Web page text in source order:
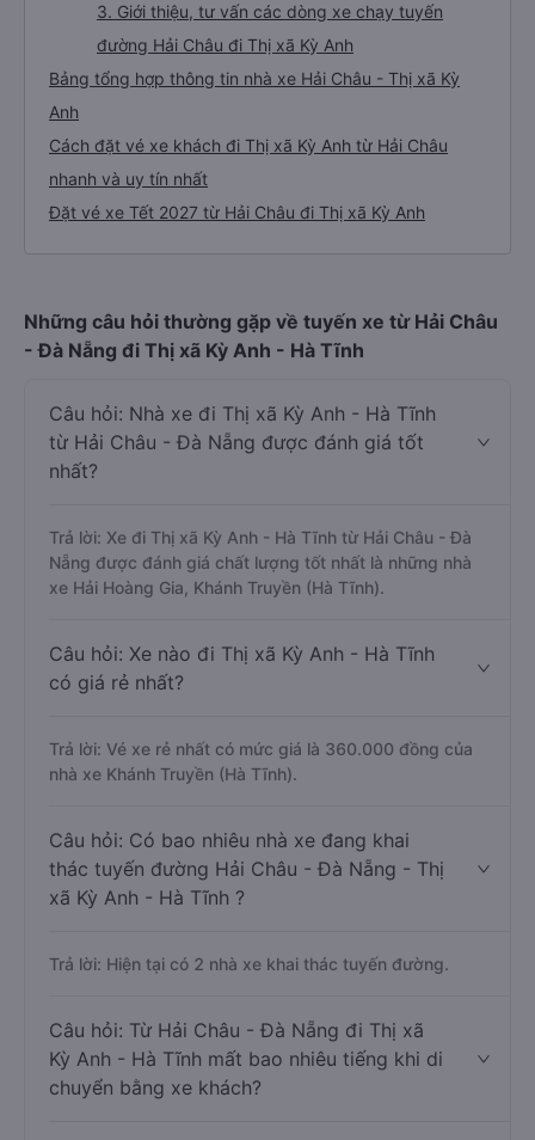
3. Giới thiệu, tư vấn các dòng xe chạy tuyến
đường Hải Châu đi Thị xã Kỳ Anh
Bảng tổng hợp thông tin nhà xe Hải Châu - Thị xã Kỳ
Anh
Cách đặt vé xe khách đi Thị xã Kỳ Anh từ Hải Châu
nhanh và uy tín nhất
Đặt vé xe Tết 2027 từ Hải Châu đi Thị xã Kỳ Anh
Những câu hỏi thường gặp về tuyến xe từ Hải Châu
- Đà Nẵng đi Thị xã Kỳ Anh - Hà Tĩnh
Câu hỏi: Nhà xe đi Thị xã Kỳ Anh - Hà Tĩnh
từ Hải Châu - Đà Nẵng được đánh giá tốt
nhất?
Trả lời: Xe đi Thị xã Kỳ Anh - Hà Tĩnh từ Hải Châu - Đà
Nẵng được đánh giá chất lượng tốt nhất là những nhà
xe Hải Hoàng Gia, Khánh Truyền (Hà Tĩnh).
Câu hỏi: Xe nào đi Thị xã Kỳ Anh - Hà Tĩnh
có giá rẻ nhất?
Trả lời: Vé xe rẻ nhất có mức giá là 360.000 đồng của
nhà xe Khánh Truyền (Hà Tĩnh).
Câu hỏi: Có bao nhiêu nhà xe đang khai
thác tuyến đường Hải Châu - Đà Nẵng - Thị
xã Kỳ Anh - Hà Tĩnh ?
Trả lời: Hiện tại có 2 nhà xe khai thác tuyến đường.
Câu hỏi: Từ Hải Châu - Đà Nẵng đi Thị xã
Kỳ Anh - Hà Tĩnh mất bao nhiêu tiếng khi di
chuyển bằng xe khách?